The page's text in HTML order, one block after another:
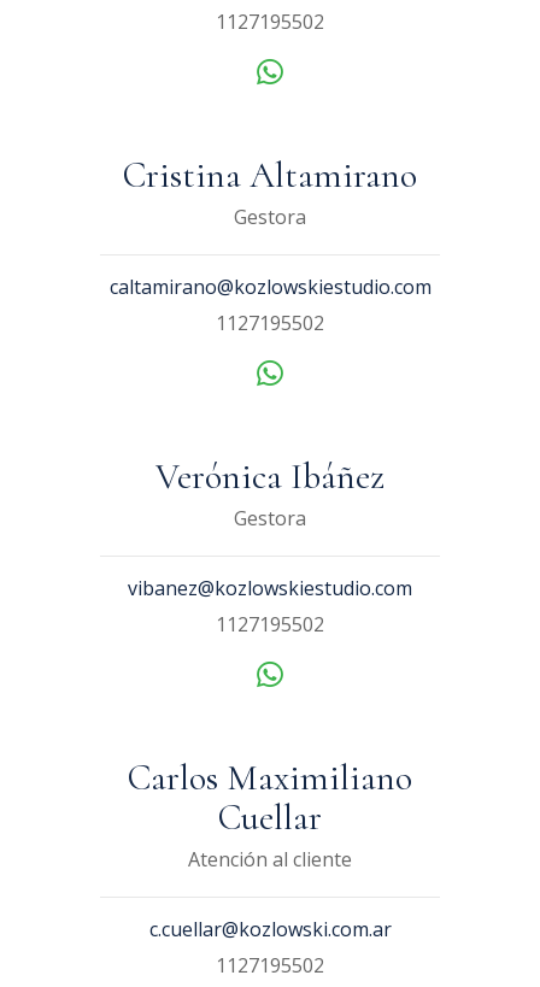
1127195502
Cristina Altamirano
Gestora
caltamirano@kozlowskiestudio.com
1127195502
Verónica Ibáñez
Gestora
vibanez@kozlowskiestudio.com
1127195502
Carlos Maximiliano
Cuellar
Atención al cliente
c.cuellar@kozlowski.com.ar
1127195502